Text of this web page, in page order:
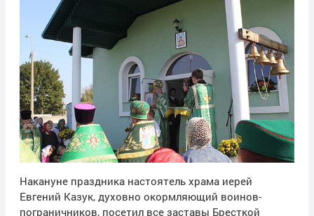
Накануне праздника настоятель храма иерей
Евгений Казук, духовно окормляющий воинов-
пограничников, посетил все заставы Бресткой